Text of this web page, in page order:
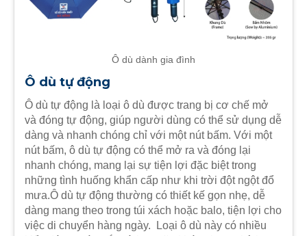
Ô dù dành gia đình
Ô dù tự động
Ô dù tự động là loại ô dù được trang bị cơ chế mở
và đóng tự động, giúp người dùng có thể sử dụng dễ
dàng và nhanh chóng chỉ với một nút bấm. Với một
nút bấm, ô dù tự động có thể mở ra và đóng lại
nhanh chóng, mang lại sự tiện lợi đặc biệt trong
những tình huống khẩn cấp như khi trời đột ngột đổ
mưa.Ô dù tự động thường có thiết kế gọn nhẹ, dễ
dàng mang theo trong túi xách hoặc balo, tiện lợi cho
việc di chuyển hàng ngày. Loại ô dù này có nhiều